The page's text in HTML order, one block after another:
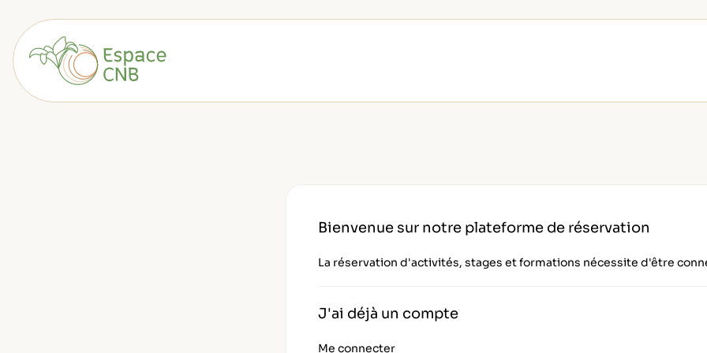
contenu
Retourner à l'accueil
Bienvenue sur notre plateforme de réservation
La réservation d'activités, stages et formations nécessite d'être
J'ai déjà un compte
Me connecter